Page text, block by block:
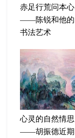
赤足行荒问本心
——陈锐和他的
书法艺术
心灵的自然情思
——胡振德近期